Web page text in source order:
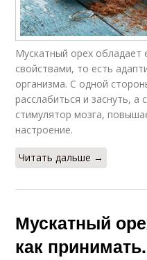
Мускатный орех обладает
свойствами, то есть
организма. С одной
расслабиться и заснуть, а
стимулятор мозга,
настроение.
Читать дальше →
Мускатный
как